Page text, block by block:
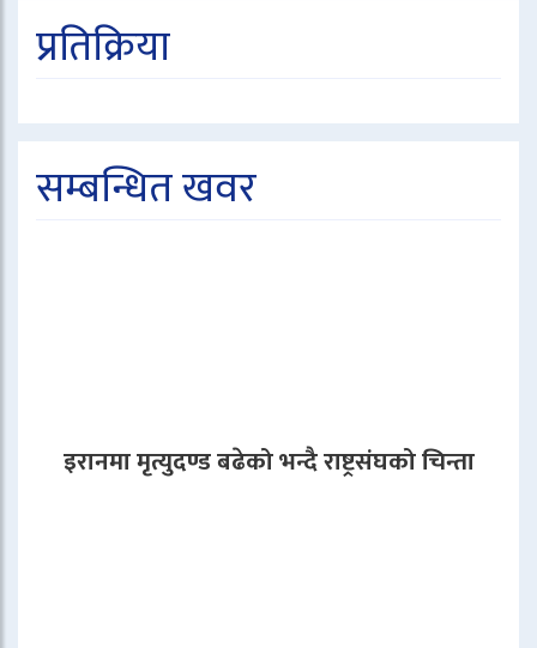
प्रतिक्रिया
सम्बन्धित खवर
इरानमा मृत्युदण्ड बढेको भन्दै राष्ट्रसंघको चिन्ता